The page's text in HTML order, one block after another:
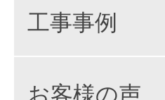
工事事例
お客様の声